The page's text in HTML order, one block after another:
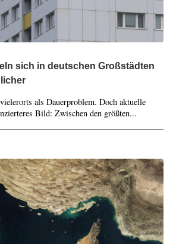
sich in deutschen Großstädten
als Dauerproblem. Doch aktuelle
Bild: Zwischen den größten...